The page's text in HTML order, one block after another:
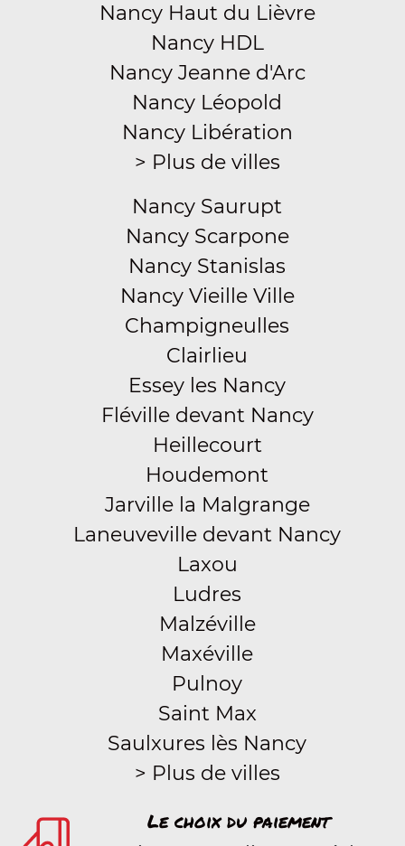
Nancy Haut du Lièvre
Nancy HDL
Nancy Jeanne d'Arc
Nancy Léopold
Nancy Libération
> Plus de villes
Nancy Saurupt
Nancy Scarpone
Nancy Stanislas
Nancy Vieille Ville
Champigneulles
Clairlieu
Essey les Nancy
Fléville devant Nancy
Heillecourt
Houdemont
Jarville la Malgrange
Laneuveville devant Nancy
Laxou
Ludres
Malzéville
Maxéville
Pulnoy
Saint Max
Saulxures lès Nancy
> Plus de villes
Le choix du paiement